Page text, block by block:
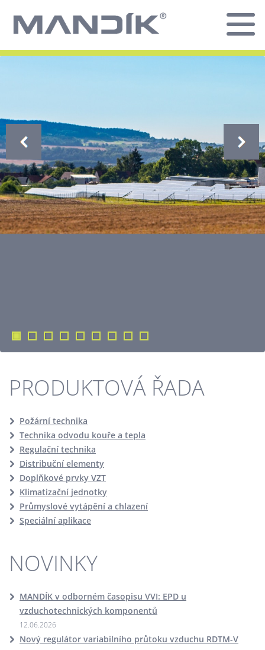
PRODUKTOVÁ ŘADA
Požární technika
Technika odvodu kouře a tepla
Regulační technika
Distribuční elementy
Doplňkové prvky VZT
Klimatizační jednotky
Průmyslové vytápění a chlazení
Speciální aplikace
NOVINKY
MANDÍK v odborném časopisu VVI: EPD u
vzduchotechnických komponentů
12.06.2026
Nový regulátor variabilního průtoku vzduchu RDTM-V